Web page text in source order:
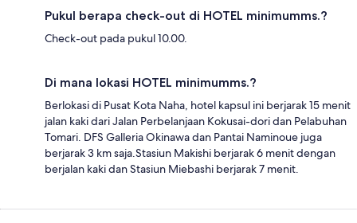
Pukul berapa check-out di HOTEL minimumms.?
Check-out pada pukul 10.00.
Di mana lokasi HOTEL minimumms.?
Berlokasi di Pusat Kota Naha, hotel kapsul ini berjarak 15 menit
jalan kaki dari Jalan Perbelanjaan Kokusai-dori dan Pelabuhan
Tomari. DFS Galleria Okinawa dan Pantai Naminoue juga
berjarak 3 km saja.Stasiun Makishi berjarak 6 menit dengan
berjalan kaki dan Stasiun Miebashi berjarak 7 menit.